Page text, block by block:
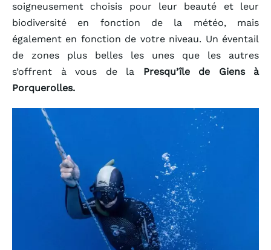
soigneusement choisis pour leur beauté et leur
biodiversité en fonction de la météo, mais
également en fonction de votre niveau. Un éventail
de zones plus belles les unes que les autres
s’offrent à vous de la Presqu’île de Giens à
Porquerolles.